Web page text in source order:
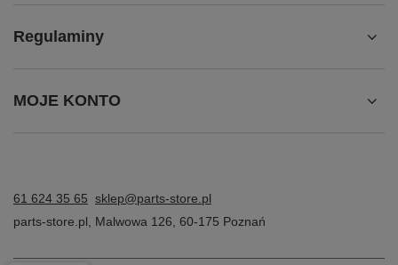
Regulaminy
MOJE KONTO
61 624 35 65 sklep@parts-store.pl
parts-store.pl
Malwowa 126 60-175 Poznań